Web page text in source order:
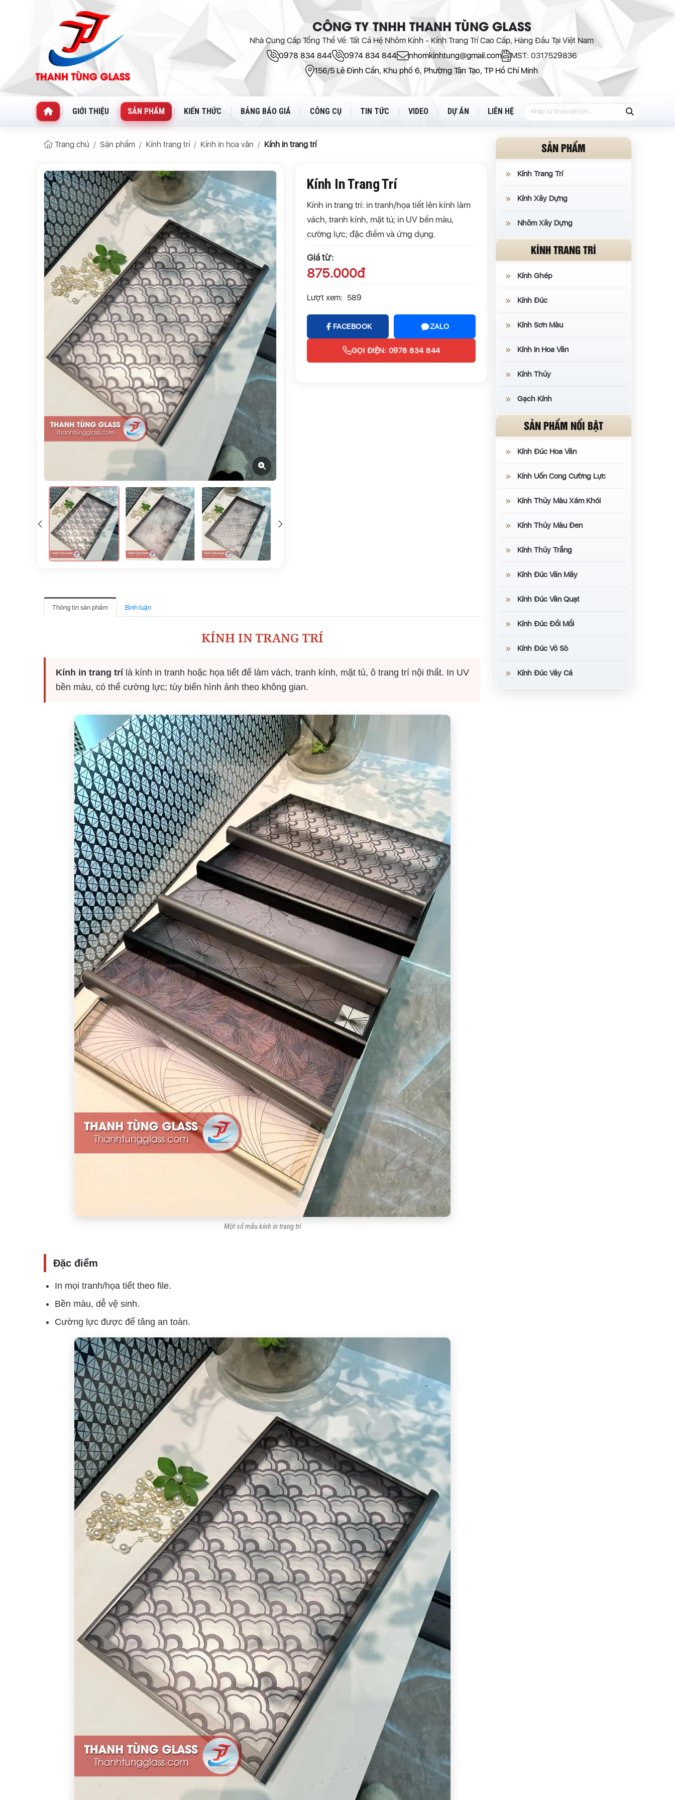
CÔNG TY TNHH THANH TÙNG GLASS
Nhà Cung Cấp Tổng Thể Về: Tất Cả Hệ Nhôm Kính - Kính Trang Trí Cao Cấp, Hàng Đầu Tại Việt Nam
0978 834 844
0974 834 844 nhomkinhtung@gmail.com
MST: 0317529836
156/5 Lê Đình Cẩn, Khu phố 6, Phường Tân Tạo, TP Hồ Chí Minh
GIỚI THIỆU SẢN PHẨM KIẾN THỨC BẢNG BÁO GIÁ CÔNG CỤ TIN TỨC VIDEO DỰ ÁN LIÊN HỆ
Trang chủ Sản phẩm Kính trang trí Kính in hoa văn Kính in trang trí
Kính In Trang Trí
Kính in trang trí: in tranh/họa tiết lên kính làm
vách, tranh kính, mặt tủ; in UV bền màu,
cường lực; đặc điểm và ứng dụng.
Giá từ:
875.000đ
Lượt xem: 589
FACEBOOK ZALO
GỌI ĐIỆN: 0978 834 844
Thông tin sản phẩm Bình luận
KÍNH IN TRANG TRÍ
Kính in trang trí là kính in tranh hoặc họa tiết để làm vách, tranh kính, mặt tủ, ô trang trí nội thất. In UV
bền màu, có thể cường lực; tùy biến hình ảnh theo không gian.
Một số mẫu kính in trang trí
Đặc điểm
In mọi tranh/họa tiết theo file.
Bền màu, dễ vệ sinh.
Cường lực được để tăng an toàn.
SẢN PHẨM
Kính Trang Trí
Kính Xây Dựng
Nhôm Xây Dựng
KÍNH TRANG TRÍ
Kính Ghép
Kính Đúc
Kính Sơn Màu
Kính In Hoa Văn
Kính Thủy
Gạch Kính
SẢN PHẨM NỔI BẬT
Kính Đúc Hoa Văn
Kính Uốn Cong Cường Lực
Kính Thủy Màu Xám Khói
Kính Thủy Màu Đen
Kính Thủy Trắng
Kính Đúc Vân Mây
Kính Đúc Vân Quạt
Kính Đúc Đồi Mồi
Kính Đúc Vỏ Sò
Kính Đúc Vảy Cá